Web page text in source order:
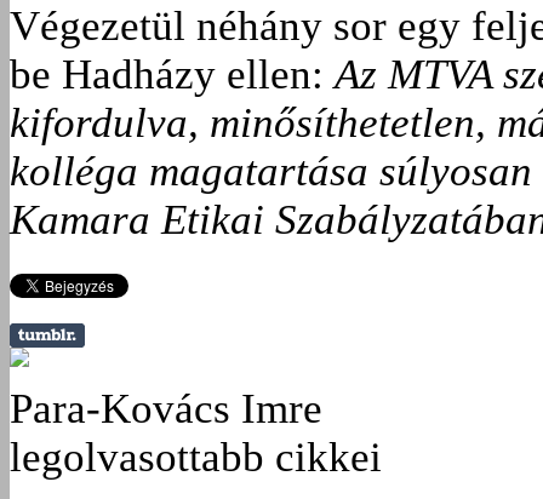
Végezetül néhány sor egy
be Hadházy ellen:Az MTVA
kifordulva, minősíthetetlen,
kolléga magatartása
Kamara Etikai
Para-Kovács Imre
legolvasottabb cikkei